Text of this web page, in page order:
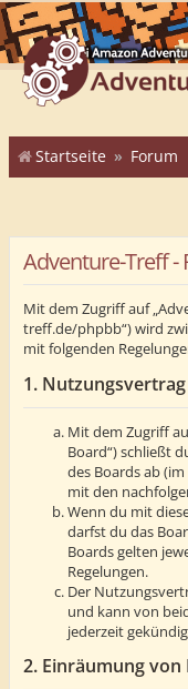
Startseite Forum
Adventure-Treff -
Mit dem Zugriff auf
treff.de/phpbb“) wird
mit folgenden
1. Nutzungsvertrag
Mit dem Zugriff
Board“) schließt
des Boards ab
mit den
Wenn du mit
darfst du das
Boards gelten
Regelungen.
Der
und kann von
jederzeit
2. Einräumung